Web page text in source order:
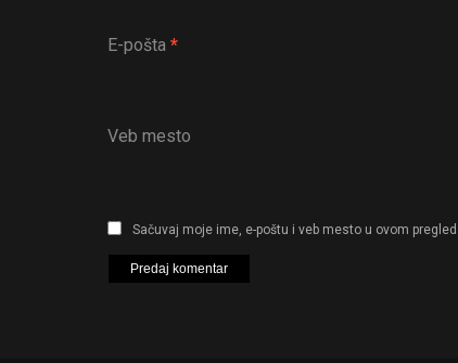
E-pošta *
Veb mesto
Sačuvaj moje ime, e-poštu i veb mesto u ovom